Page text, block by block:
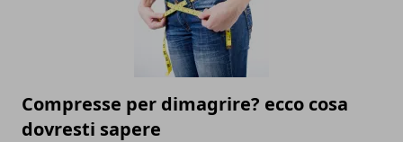
Compresse per dimagrire? ecco cosa
dovresti sapere